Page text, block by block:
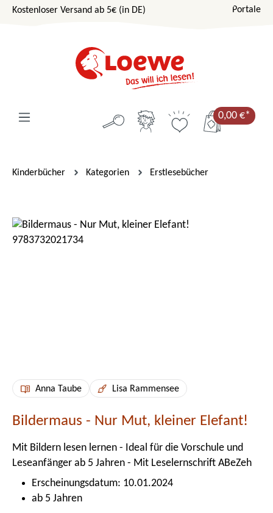
Zum Hauptinhalt springen
Kostenloser Versand ab 5€ (in DE) Portale
0,00 €*
Kinderbücher Kategorien Erstlesebücher
Bildergalerie überspringen
Anna Taube Lisa Rammensee
Bildermaus - Nur Mut, kleiner Elefant!
Mit Bildern lesen lernen - Ideal für die Vorschule und
Leseanfänger ab 5 Jahren - Mit Leselernschrift ABeZeh
Erscheinungsdatum: 10.01.2024
ab 5 Jahren